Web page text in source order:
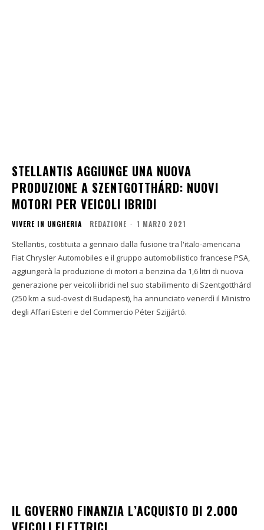
STELLANTIS AGGIUNGE UNA NUOVA
PRODUZIONE A SZENTGOTTHÁRD: NUOVI
MOTORI PER VEICOLI IBRIDI
VIVERE IN UNGHERIA REDAZIONE - 1 MARZO 2021
Stellantis, costituita a gennaio dalla fusione tra l'italo-americana
Fiat Chrysler Automobiles e il gruppo automobilistico francese PSA,
aggiungerà la produzione di motori a benzina da 1,6 litri di nuova
generazione per veicoli ibridi nel suo stabilimento di Szentgotthárd
(250 km a sud-ovest di Budapest), ha annunciato venerdì il Ministro
degli Affari Esteri e del Commercio Péter Szijjártó.
IL GOVERNO FINANZIA L’ACQUISTO DI 2.000